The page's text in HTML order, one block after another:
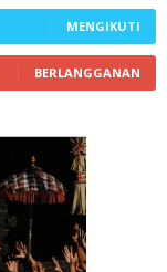
MENGIKUTI
BERLANGGANAN